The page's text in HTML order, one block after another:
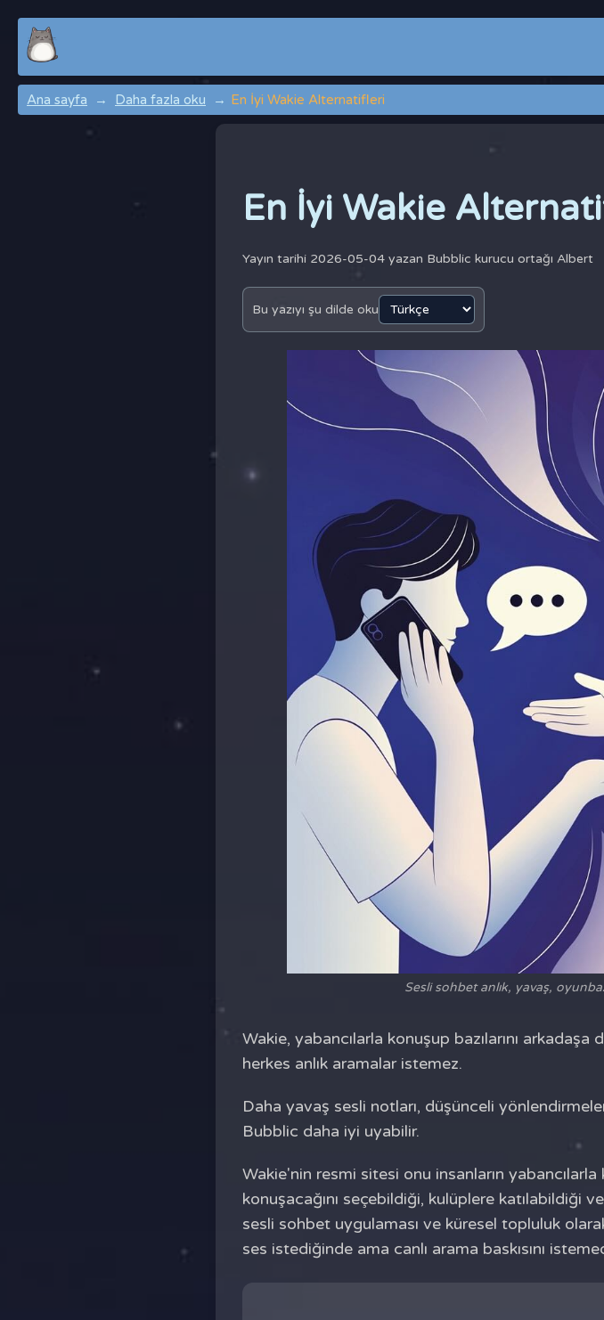
Ana sayfa Daha fazla oku En İyi Wakie Alternatifleri
En İyi Wakie
Yayın tarihi 2026-05-04 yazan Bubblic kurucu ortağı Albert
Bu yazıyı şu dilde oku
Sesli sohbet anlık, yavaş,
Wakie, yabancılarla konuşup bazılarını
herkes anlık aramalar istemez.
Daha yavaş sesli notları, düşünceli
Bubblic daha iyi uyabilir.
Wakie'nin resmi sitesi onu insanların
konuşacağını seçebildiği, kulüplere katılabildiği
sesli sohbet uygulaması ve küresel topluluk
ses istediğinde ama canlı arama baskısını